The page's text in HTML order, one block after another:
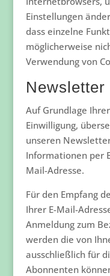
Einstellungen
dass einzelne
möglicherweise
Verwendung von
Newsletter
Auf Grundlage
Einwilligung,
unseren
Informationen per
Mail-Adresse.
Für den Empfang
Ihrer E-Mail-
Anmeldung zum
werden die von
ausschließlich für
Abonnenten